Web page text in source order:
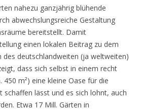
nahezu ganzjährig blühende
abwechslungsreiche Gestaltung
bereitstellt. Damit
einen lokalen Beitrag zu dem
des deutschlandweiten (ja weltweiten)
dass sich selbst in einem recht
450 m²) eine kleine Oase für die
schaffen lässt und es sich lohnt, auch
Etwa 17 Mill. Gärten in